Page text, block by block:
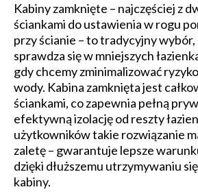
Kabiny zamknięte – najczęściej z
ściankami do ustawienia w rogu
przy ścianie – to tradycyjny
sprawdza się w mniejszych
gdy chcemy zminimalizować
wody. Kabina zamknięta jest
ściankami, co zapewnia pełną
efektywną izolację od reszty
użytkowników takie rozwiązanie
zaletę – gwarantuje lepsze
dzięki dłuższemu utrzymywaniu
kabiny.